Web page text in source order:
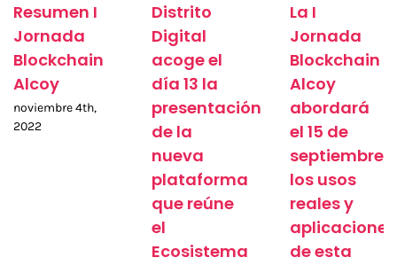
Resumen I
Jornada
Blockchain
Alcoy
noviembre 4th,
2022
Distrito
Digital
acoge el
día 13 la
presentación
de la
nueva
plataforma
que reúne
el
Ecosistema
La I
Jornada
Blockchain
Alcoy
abordará
el 15 de
septiembre
los usos
reales y
aplicaciones
de esta